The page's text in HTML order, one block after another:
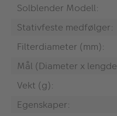
Solblender Modell:
Stativfeste medfølger:
Filterdiameter (mm):
Mål (Diameter x
Vekt (g):
Egenskaper: